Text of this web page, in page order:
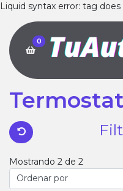
Liquid syntax error: tag
0
Mostrando 2 de 2